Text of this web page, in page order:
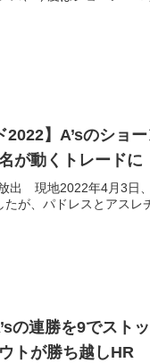
2022】A’sのショ
が動くトレードに
出 現地2022年4月3日
が、パドレスとアスレ
の連勝を9でスト
トが勝ち越しHR